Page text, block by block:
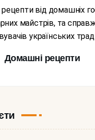
майстрів, та
українських
Домашні рецепти